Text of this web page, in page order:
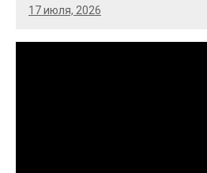
17 июля, 2026